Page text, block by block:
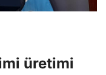
üretimi